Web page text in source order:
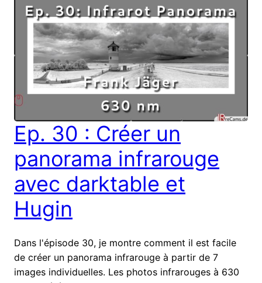
Ep. 30 : Créer un
panorama infrarouge
avec darktable et
Hugin
Dans l'épisode 30, je montre comment il est facile
de créer un panorama infrarouge à partir de 7
images individuelles. Les photos infrarouges à 630